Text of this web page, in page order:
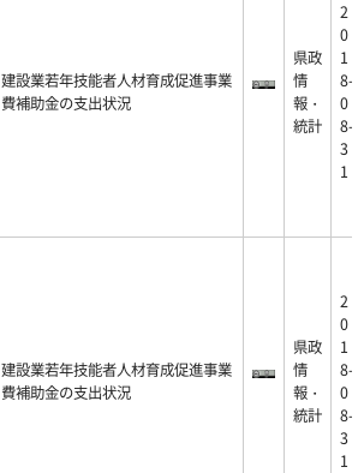
建設業若年技能者人材育成促進事業
費補助金の支出状況
県政
情
報・
統計
2
0
1
8-
0
8-
3
1
建設業若年技能者人材育成促進事業
費補助金の支出状況
県政
情
報・
統計
2
0
1
8-
0
8-
3
1